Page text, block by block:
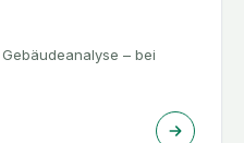
– bei